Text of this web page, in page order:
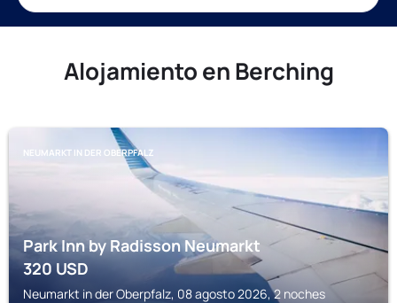
Alojamiento en Berching
NEUMARKT IN DER OBERPFALZ
Park Inn by Radisson Neumarkt
320USD
Neumarkt in der Oberpfalz, 08 agosto 2026, 2 noches